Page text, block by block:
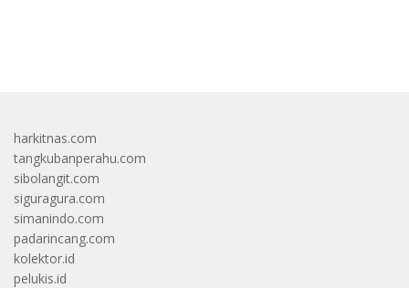
harkitnas.com
tangkubanperahu.com
sibolangit.com
siguragura.com
simanindo.com
padarincang.com
kolektor.id
pelukis.id